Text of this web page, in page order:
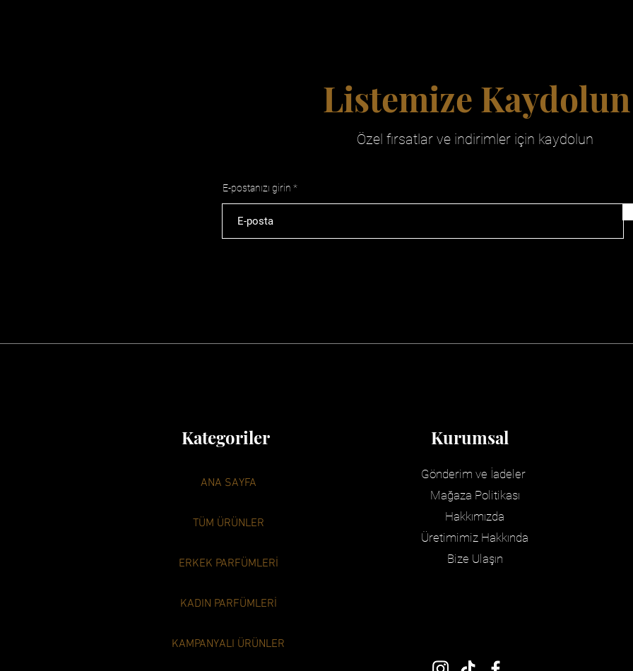
Listemize Kaydolun
Özel fırsatlar ve indirimler için kaydolun
E-postanızı girin
Kategoriler
ANA SAYFA
TÜM ÜRÜNLER
ERKEK PARFÜMLERİ
KADIN PARFÜMLERİ
KAMPANYALI ÜRÜNLER
Kurumsal
Gönderim ve İadeler
Mağaza Politikası
Hakkımızda
Üretimimiz Hakkında
Bize Ulaşın